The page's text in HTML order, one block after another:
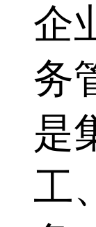
企
务
是
工